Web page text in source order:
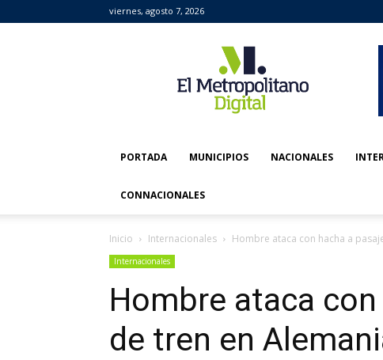
viernes, agosto 7, 2026
Metropolitano
Digital
PORTADA MUNICIPIOS NACIONALES
CONNACIONALES
Inicio Internacionales Hombre ataca con hacha a
Internacionales
Hombre ataca
de tren en